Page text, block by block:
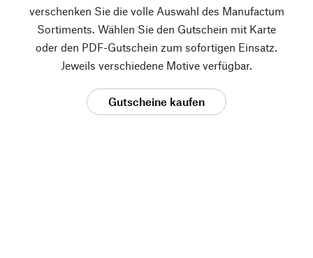
verschenken Sie die volle Auswahl des Manufactum
Sortiments. Wählen Sie den Gutschein mit Karte
oder den PDF-Gutschein zum sofortigen Einsatz.
Jeweils verschiedene Motive verfügbar.
Gutscheine kaufen